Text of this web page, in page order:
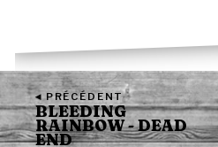
◂ PRÉCÉDENT
BLEEDING
RAINBOW - DEAD
END